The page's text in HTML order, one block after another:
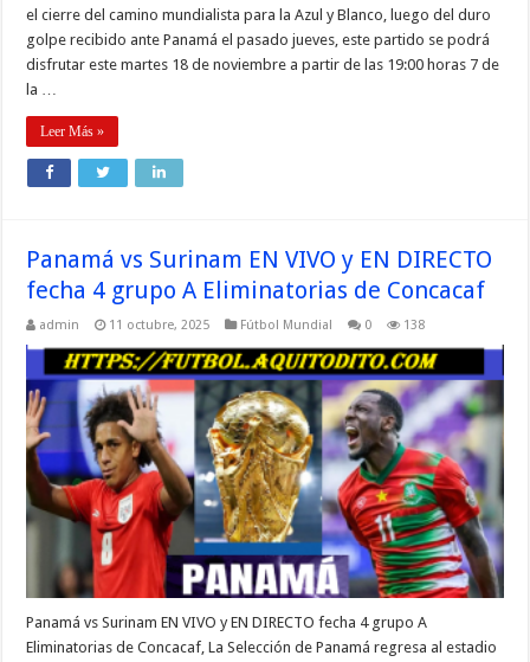
el cierre del camino mundialista para la Azul y Blanco, luego del duro
golpe recibido ante Panamá el pasado jueves, este partido se podrá
disfrutar este martes 18 de noviembre a partir de las 19:00 horas 7 de
la …
Leer Más »
Panamá vs Surinam EN VIVO y EN DIRECTO
fecha 4 grupo A Eliminatorias de Concacaf
admin 11 octubre, 2025 Fútbol Mundial 0 138
Panamá vs Surinam EN VIVO y EN DIRECTO fecha 4 grupo A
Eliminatorias de Concacaf, La Selección de Panamá regresa al estadio